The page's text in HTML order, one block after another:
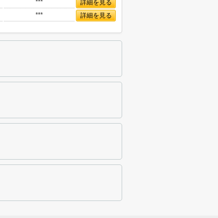
***
詳細を見る
*** 詳細を見る